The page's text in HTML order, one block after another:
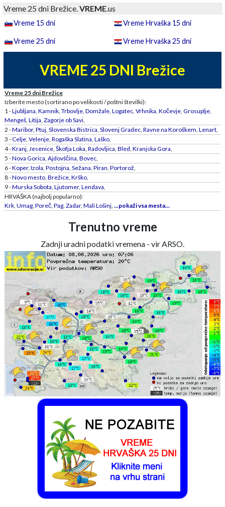
Vreme 25 dni Brežice.VREME.us
Vreme 15 dni Vreme Hrvaška 15 dni
Vreme 25 dni Vreme Hrvaška 25 dni
VREME 25 DNI Brežice
Vreme 25 dni Brežice
Izberite mesto (sortirano po velikosti / poštni številki):
1 -Ljubljana, Kamnik, Trbovlje, Domžale, Logatec, Vrhnika, Kočevje, Grosuplje,
Mengeš, Litija, Zagorje ob Savi,
2 -Maribor, Ptuj, Slovenska Bistrica, Slovenj Gradec, Ravne na Koroškem, Lenart,
3 -Celje, Velenje, Rogaška Slatina, Laško,
4 -Kranj, Jesenice, Škofja Loka, Radovljica, Bled, Kranjska Gora,
5 -Nova Gorica, Ajdovščina, Bovec,
6 -Koper, Izola, Postojna, Sežana, Piran, Portorož,
8 -Novo mesto, Brežice, Krško,
9 -Murska Sobota, Ljutomer, Lendava,
HRVAŠKA (najbolj popularno):
Krk, Umag, Poreč, Pag, Zadar, Mali Lošinj, ...pokaži vsa mesta...
Trenutno vreme
Zadnji uradni podatki vremena - vir ARSO.